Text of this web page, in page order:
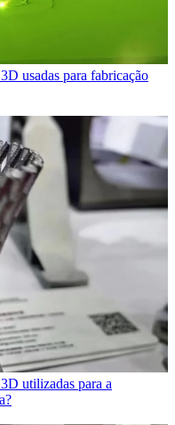
usadas para fabricação
utilizadas para a